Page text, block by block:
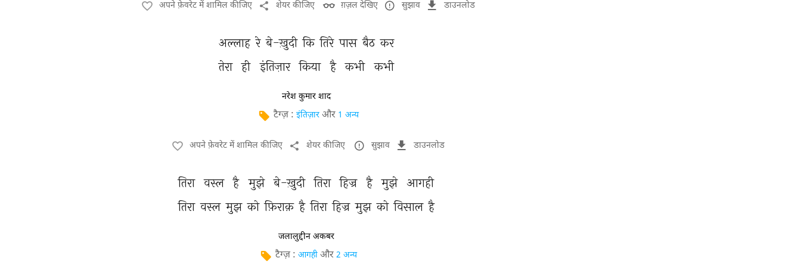
अपने फ़ेवरेट में शामिल कीजिए शेयर कीजिए ग़ज़ल देखिए सुझाव डाउनलोड
अल्लाह रे बे-ख़ुदी कि तिरे पास बैठ कर
तेरा ही इंतिज़ार किया है कभी कभी
नरेश कुमार शाद
टैग्ज़ : इंतिज़ार और 1 अन्य
अपने फ़ेवरेट में शामिल कीजिए शेयर कीजिए सुझाव डाउनलोड
तिरा वस्ल है मुझे बे-ख़ुदी तिरा हिज्र है मुझे आगही
तिरा वस्ल मुझ को फ़िराक़ है तिरा हिज्र मुझ को विसाल है
जलालुद्दीन अकबर
टैग्ज़ : आगही और 2 अन्य